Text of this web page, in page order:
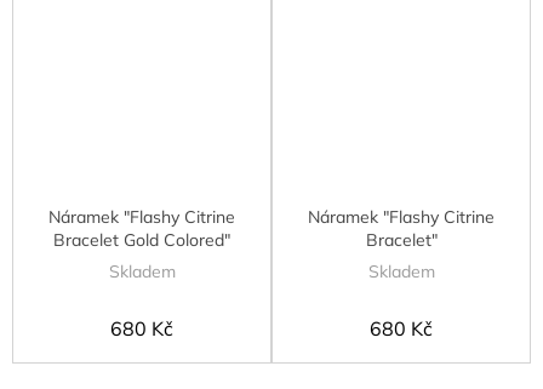
Náramek "Flashy Citrine
Bracelet Gold Colored"
Skladem
680 Kč
Náramek "Flashy Citrine
Bracelet"
Skladem
680 Kč